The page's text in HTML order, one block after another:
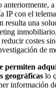
a
IP con el
resulta una
costes
de
permiten
geográficas lo
información